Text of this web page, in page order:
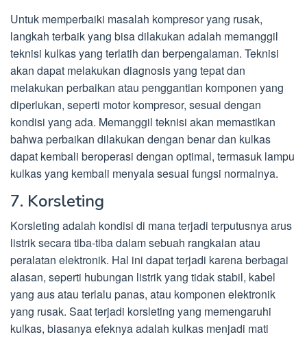
Untuk memperbaiki masalah kompresor yang rusak,
langkah terbaik yang bisa dilakukan adalah memanggil
teknisi kulkas yang terlatih dan berpengalaman. Teknisi
akan dapat melakukan diagnosis yang tepat dan
melakukan perbaikan atau penggantian komponen yang
diperlukan, seperti motor kompresor, sesuai dengan
kondisi yang ada. Memanggil teknisi akan memastikan
bahwa perbaikan dilakukan dengan benar dan kulkas
dapat kembali beroperasi dengan optimal, termasuk lampu
kulkas yang kembali menyala sesuai fungsi normalnya.
7. Korsleting
Korsleting adalah kondisi di mana terjadi terputusnya arus
listrik secara tiba-tiba dalam sebuah rangkaian atau
peralatan elektronik. Hal ini dapat terjadi karena berbagai
alasan, seperti hubungan listrik yang tidak stabil, kabel
yang aus atau terlalu panas, atau komponen elektronik
yang rusak. Saat terjadi korsleting yang memengaruhi
kulkas, biasanya efeknya adalah kulkas menjadi mati